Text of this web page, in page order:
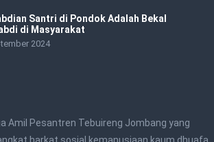
Santri di Pondok Adalah Bekal
di Masyarakat
2024
Amil Pesantren Tebuireng Jombang yang